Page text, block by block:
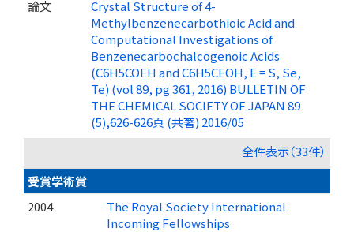
論文
Crystal Structure of 4-
Methylbenzenecarbothioic Acid and
Computational Investigations of
Benzenecarbochalcogenoic Acids
(C6H5COEH and C6H5CEOH, E = S, Se,
Te) (vol 89, pg 361, 2016) BULLETIN OF
THE CHEMICAL SOCIETY OF JAPAN 89
(5),626-626頁 (共著) 2016/05
全件表示（33件）
受賞学術賞
2004
The Royal Society International
Incoming Fellowships